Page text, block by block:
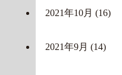
2021年10月 (16)
2021年9月 (14)